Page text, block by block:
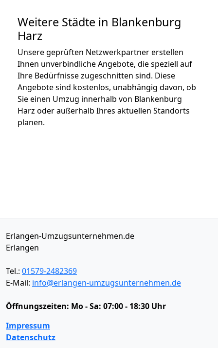
Weitere Städte in Blankenburg
Harz
Unsere geprüften Netzwerkpartner erstellen
Ihnen unverbindliche Angebote, die speziell auf
Ihre Bedürfnisse zugeschnitten sind. Diese
Angebote sind kostenlos, unabhängig davon, ob
Sie einen Umzug innerhalb von Blankenburg
Harz oder außerhalb Ihres aktuellen Standorts
planen.
Erlangen-Umzugsunternehmen.de
Erlangen
Tel.: 01579-2482369
E-Mail: info@erlangen-umzugsunternehmen.de
Öffnungszeiten: Mo - Sa: 07:00 - 18:30 Uhr
Impressum
Datenschutz